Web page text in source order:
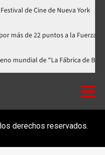
en el Festival de Cine de
puntos a la Fuerza del Pueblo
y el estreno mundial de “La
derechos reservados.